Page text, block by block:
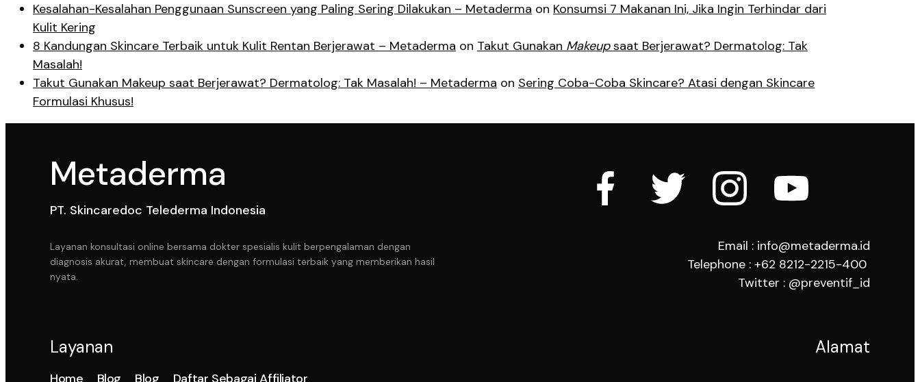
Kesalahan-Kesalahan Penggunaan Sunscreen yang Paling Sering Dilakukan – Metaderma on Konsumsi 7 Makanan Ini, Jika Ingin Terhindar dari
Kulit Kering
8 Kandungan Skincare Terbaik untuk Kulit Rentan Berjerawat – Metaderma on Takut Gunakan Makeupsaat Berjerawat? Dermatolog: Tak
Masalah!
Takut Gunakan Makeup saat Berjerawat? Dermatolog: Tak Masalah! – Metaderma on Sering Coba-Coba Skincare? Atasi dengan Skincare
Formulasi Khusus!
Metaderma
PT. Skincaredoc Telederma Indonesia
Layanan konsultasi online bersama dokter spesialis kulit berpengalaman dengan
diagnosis akurat, membuat skincare dengan formulasi terbaik yang memberikan hasil
nyata.
Email : info@metaderma.id
Telephone : +62 8212-2215-400
Twitter : @preventif_id
Layanan
Home Blog Blog Daftar Sebagai Affiliator
Alamat